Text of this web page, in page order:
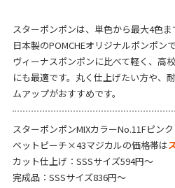
スターポンポンは、単色から最大4色
日本製のPOMCHEオリジナルポンポンで
ヴィーナスポンポンに比べて軽く、高
にも最適です。丸く仕上げたい方や、
ムアップがおすすめです。
スターポンポンMIXカラーNo.11Fピン
ベットピーチ×43マジカルの価格帯は
カット仕上げ：SSSサイズ594円～
完成品：SSSサイズ836円～